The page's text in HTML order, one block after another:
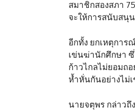
สมาชิกสองสภา
จะให้การสนับสนุน
อีกทั้ง ยกเหตุการ
เข่นฆ่านักศึกษา
ก้าวไกลไม่ยอมถ
ห้ำหั่นกันอย่างไม่
นายจตุพร กล่าวถึ